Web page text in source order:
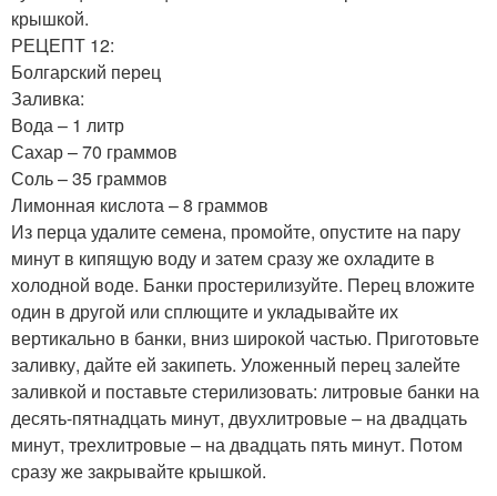
крышкой.
РЕЦЕПТ 12:
Болгарский перец
Заливка:
Вода – 1 литр
Сахар – 70 граммов
Соль – 35 граммов
Лимонная кислота – 8 граммов
Из перца удалите семена, промойте, опустите на пару
минут в кипящую воду и затем сразу же охладите в
холодной воде. Банки простерилизуйте. Перец вложите
один в другой или сплющите и укладывайте их
вертикально в банки, вниз широкой частью. Приготовьте
заливку, дайте ей закипеть. Уложенный перец залейте
заливкой и поставьте стерилизовать: литровые банки на
десять-пятнадцать минут, двухлитровые – на двадцать
минут, трехлитровые – на двадцать пять минут. Потом
сразу же закрывайте крышкой.